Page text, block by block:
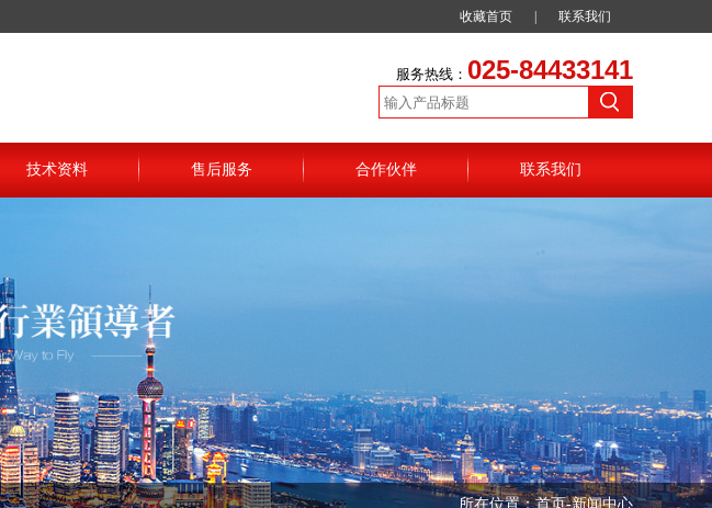
收藏首页 联系我们
服务热线： 025-84433141
技术资料 售后服务 合作伙伴 联系我们
所在位置：首页-新闻中心